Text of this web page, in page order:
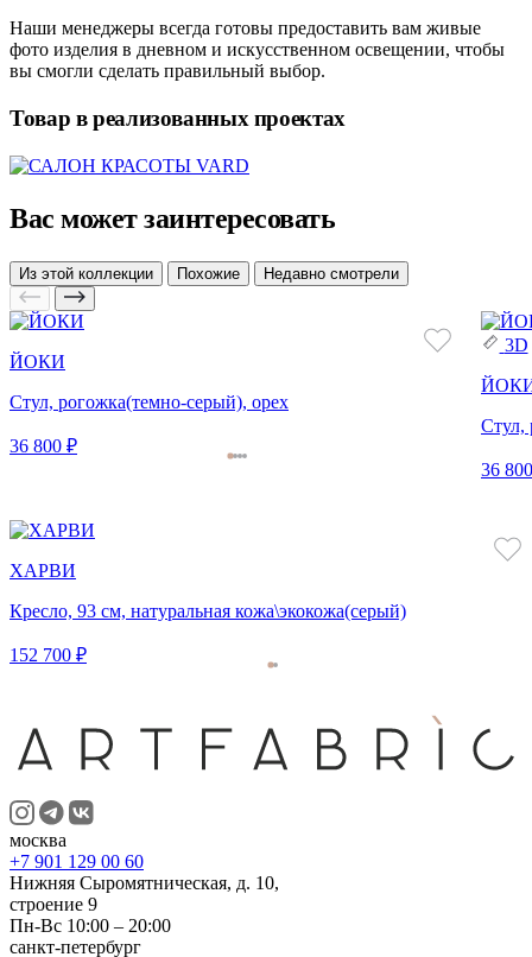
Наши менеджеры всегда готовы предоставить вам живые
фото изделия в дневном и искусственном освещении, чтобы
вы смогли сделать правильный выбор.
Товар в реализованных проектах
Вас может заинтересовать
Из этой коллекции Похожие Недавно смотрели
ЙОКИ
Стул, рогожка(темно-серый), орех
36 800 ₽
3D
Стул,
36
ХАРВИ
Кресло, 93 см, натуральная кожа\экокожа(серый)
152 700 ₽
москва
+7 901 129 00 60
Нижняя Сыромятническая, д. 10,
строение 9
Пн-Вс 10:00 – 20:00
санкт-петербург